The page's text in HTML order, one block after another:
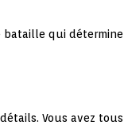
bataille qui détermine
Vous avez tous